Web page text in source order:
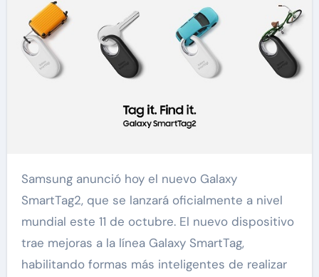
Samsung anunció hoy el nuevo Galaxy
SmartTag2, que se lanzará oficialmente a nivel
mundial este 11 de octubre. El nuevo dispositivo
trae mejoras a la línea Galaxy SmartTag,
habilitando formas más inteligentes de realizar